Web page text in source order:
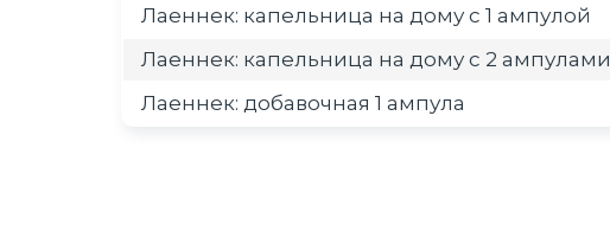
Лаеннек: капельница на дому с 1 ампулой
Лаеннек: капельница на дому с 2 ампулами
Лаеннек: добавочная 1 ампула